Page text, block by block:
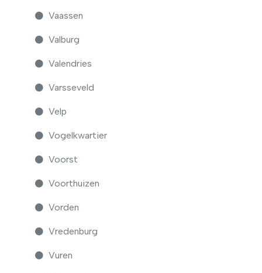
Vaassen
Valburg
Valendries
Varsseveld
Velp
Vogelkwartier
Voorst
Voorthuizen
Vorden
Vredenburg
Vuren